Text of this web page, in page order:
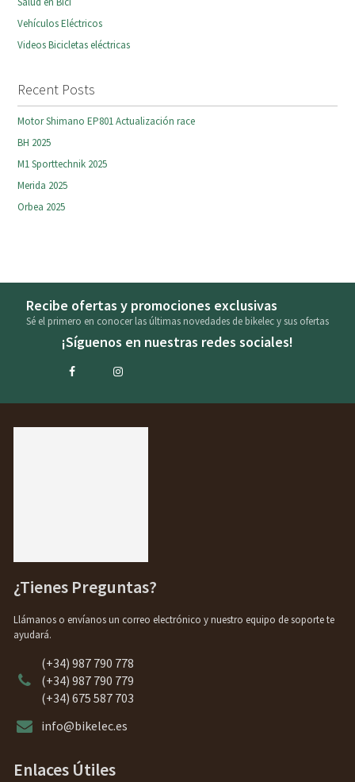
Vehículos Eléctricos
Videos Bicicletas eléctricas
Recent Posts
Motor Shimano EP801 Actualización race
BH 2025
M1 Sporttechnik 2025
Merida 2025
Orbea 2025
Recibe ofertas y promociones exclusivas
Sé el primero en conocer las últimas novedades de bikelec y sus ofertas
¡Síguenos en nuestras redes sociales!
¿Tienes Preguntas?
Llámanos o envíanos un correo electrónico y nuestro equipo de soporte te
ayudará.
(+34) 987 790 778
(+34) 987 790 779
(+34) 675 587 703
info@bikelec.es
Enlaces Útiles